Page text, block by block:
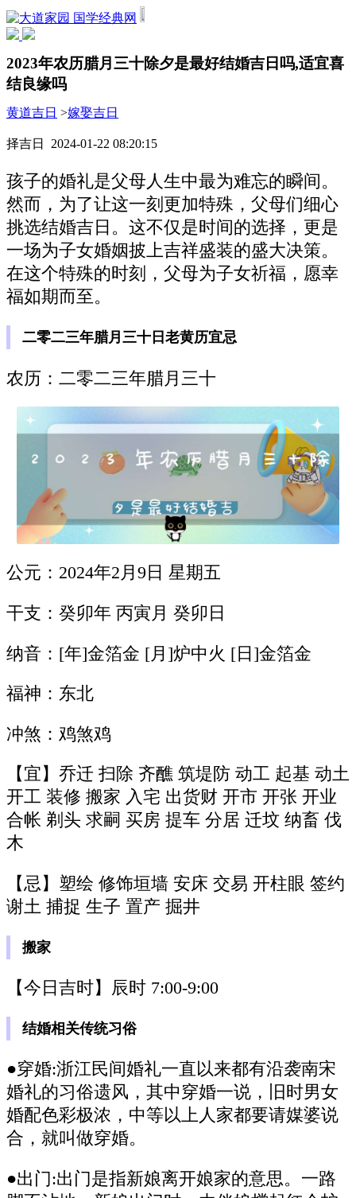
国学经典网
2023年农历腊月三十除夕是最好结婚吉日吗,适宜喜
结良缘吗
黄道吉日 >嫁娶吉日
择吉日 2024-01-22 08:20:15
孩子的婚礼是父母人生中最为难忘的瞬间。
然而，为了让这一刻更加特殊，父母们细心
挑选结婚吉日。这不仅是时间的选择，更是
一场为子女婚姻披上吉祥盛装的盛大决策。
在这个特殊的时刻，父母为子女祈福，愿幸
福如期而至。
二零二三年腊月三十日老黄历宜忌
农历：二零二三年腊月三十
公元：2024年2月9日 星期五
干支：癸卯年 丙寅月 癸卯日
纳音：[年]金箔金 [月]炉中火 [日]金箔金
福神：东北
冲煞：鸡煞鸡
【宜】乔迁 扫除 齐醮 筑堤防 动工 起基 动土
开工 装修 搬家 入宅 出货财 开市 开张 开业
合帐 剃头 求嗣 买房 提车 分居 迁坟 纳畜 伐
木
【忌】塑绘 修饰垣墙 安床 交易 开柱眼 签约
谢土 捕捉 生子 置产 掘井
搬家
【今日吉时】辰时 7:00-9:00
结婚相关传统习俗
●穿婚:浙江民间婚礼一直以来都有沿袭南宋
婚礼的习俗遗风，其中穿婚一说，旧时男女
婚配色彩极浓，中等以上人家都要请媒婆说
合，就叫做穿婚。
●出门:出门是指新娘离开娘家的意思。一路